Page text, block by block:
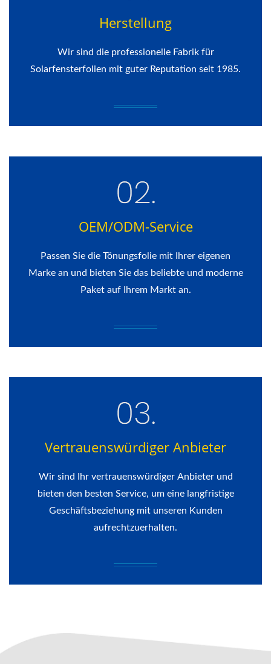
Herstellung
Wir sind die professionelle Fabrik für
Solarfensterfolien mit guter Reputation seit 1985.
OEM/ODM-Service
Passen Sie die Tönungsfolie mit Ihrer eigenen
Marke an und bieten Sie das beliebte und moderne
Paket auf Ihrem Markt an.
Vertrauenswürdiger Anbieter
Wir sind Ihr vertrauenswürdiger Anbieter und
bieten den besten Service, um eine langfristige
Geschäftsbeziehung mit unseren Kunden
aufrechtzuerhalten.